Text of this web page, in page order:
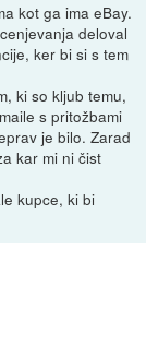
kot ga ima eBay.
deloval
ker bi si s tem
ki so kljub temu,
s pritožbami
je bilo. Zarad
kar mi ni čist
kupce, ki bi